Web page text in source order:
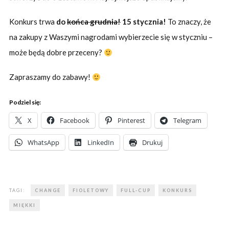
Konkurs trwa dokońca grudnia! 15 stycznia! To znaczy, że
na zakupy z Waszymi nagrodami wybierzecie się w styczniu –
może będą dobre przeceny?
Zapraszamy do zabawy!
Podziel się:
X Facebook Pinterest Telegram
WhatsApp LinkedIn Drukuj
TAGI: CHANGE FIOLETOWY FULL-CUP KONKURS
MIĘKKI